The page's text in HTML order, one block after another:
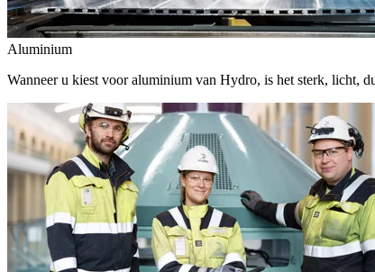
Aluminium
Wanneer u kiest voor aluminium van Hydro, is het sterk, licht,